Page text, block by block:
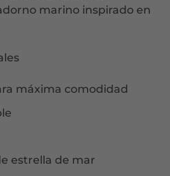
marino inspirado en
máxima comodidad
estrella de mar